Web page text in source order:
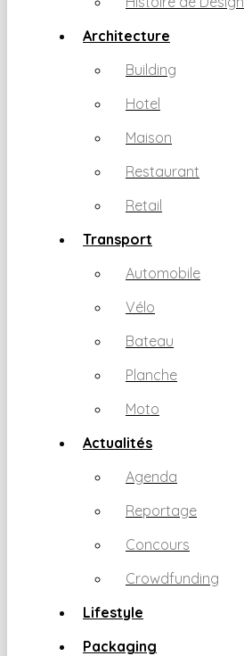
Architecture
Building
Hotel
Maison
Restaurant
Retail
Transport
Automobile
Vélo
Bateau
Planche
Moto
Actualités
Agenda
Reportage
Concours
Crowdfunding
Lifestyle
Packaging